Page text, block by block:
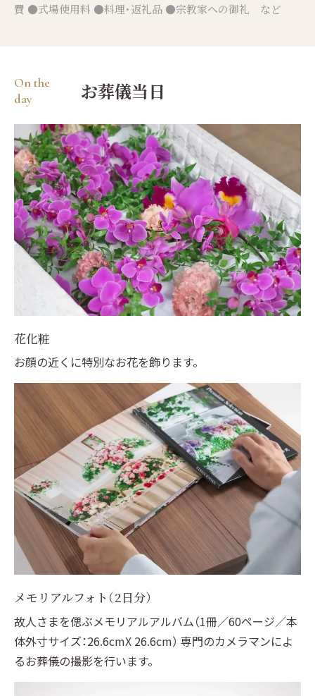
費 ●式場使用料 ●料理・返礼品 ●宗教家への御礼 など
On the
day
お葬儀当日
花化粧
お顔の近くに特別なお花を飾ります。
メモリアルフォト（2日分）
故人さまを偲ぶメモリアルアルバム（1冊／60ページ／本
体外寸サイズ：26.6cmX 26.6cm） 専門のカメラマンによ
るお葬儀の撮影を行います。